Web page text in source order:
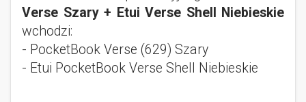
Verse Szary + Etui Verse Shell Niebieskie
wchodzi:
- PocketBook Verse (629) Szary
- Etui PocketBook Verse Shell Niebieskie